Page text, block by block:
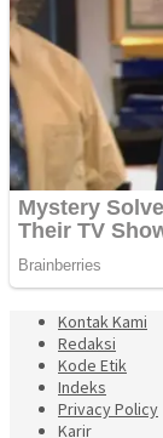
Kontak Kami
Redaksi
Kode Etik
Indeks
Privacy Policy
Karir